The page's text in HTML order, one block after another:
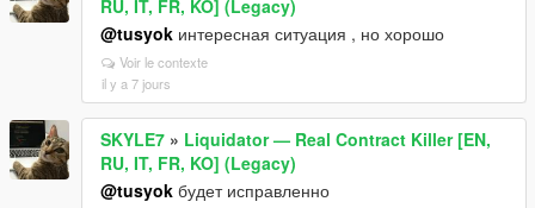
RU, IT, FR, KO] (Legacy)
@tusyok интересная ситуация , но хорошо
Voir le contexte
il y a 7 jours
SKYLE7 » Liquidator — Real Contract Killer [EN,
RU, IT, FR, KO] (Legacy)
@tusyok будет исправленно